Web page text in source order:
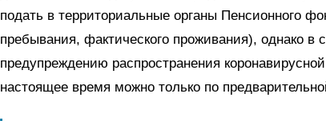
подать в территориальные органы Пенсионного
пребывания, фактического проживания), однако в
предупреждению распространения
настоящее время можно только по